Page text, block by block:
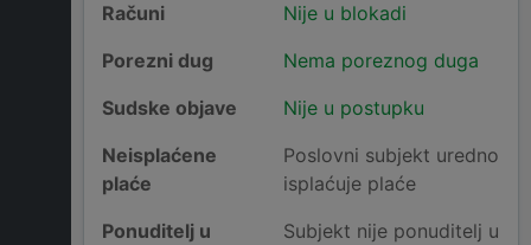
Računi
Nije u blokadi
Porezni dug
Nema poreznog duga
Sudske objave
Nije u postupku
Neisplaćene
plaće
Poslovni subjekt uredno
isplaćuje plaće
Ponuditelj u
Subjekt nije ponuditelj u